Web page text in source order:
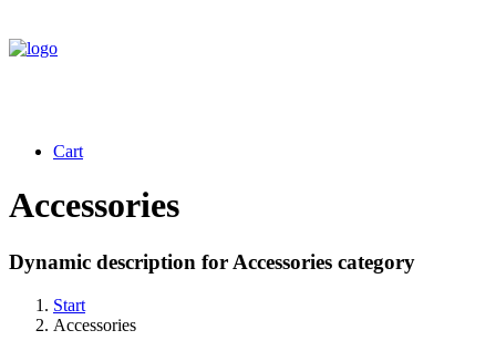
Cart
Accessories
Dynamic description for Accessories category
Start
Accessories